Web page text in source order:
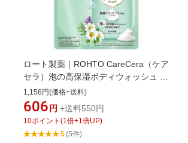
ロート製薬｜ROHTO CareCera（ケア
セラ）泡の高保湿ボディウォッシュ ボ
タニカルフラワーの香り つめかえ用
385ml
1,156円(価格+送料)
606 円 +送料550円
10ポイント (1 倍+1 倍UP)
5(5件)